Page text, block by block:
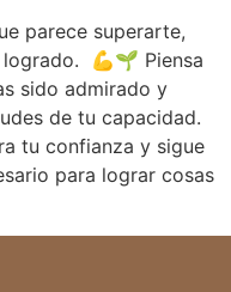
parece superarte,
logrado. 💪🌱 Piensa
sido admirado y
de tu capacidad.
tu confianza y sigue
para lograr cosas